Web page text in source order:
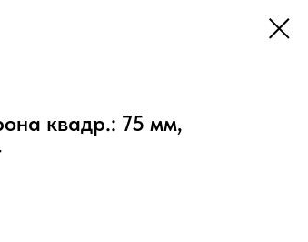
квадр.: 75 мм,